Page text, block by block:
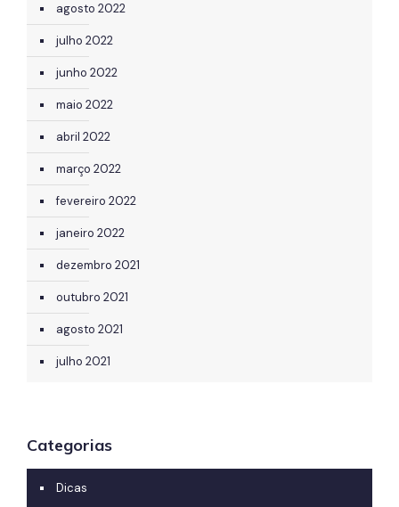
agosto 2022
julho 2022
junho 2022
maio 2022
abril 2022
março 2022
fevereiro 2022
janeiro 2022
dezembro 2021
outubro 2021
agosto 2021
julho 2021
Categorias
Dicas